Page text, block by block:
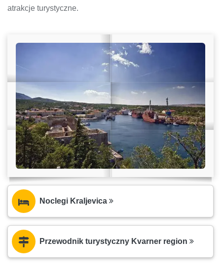
atrakcje turystyczne.
Noclegi Kraljevica
Przewodnik turystyczny Kvarner region